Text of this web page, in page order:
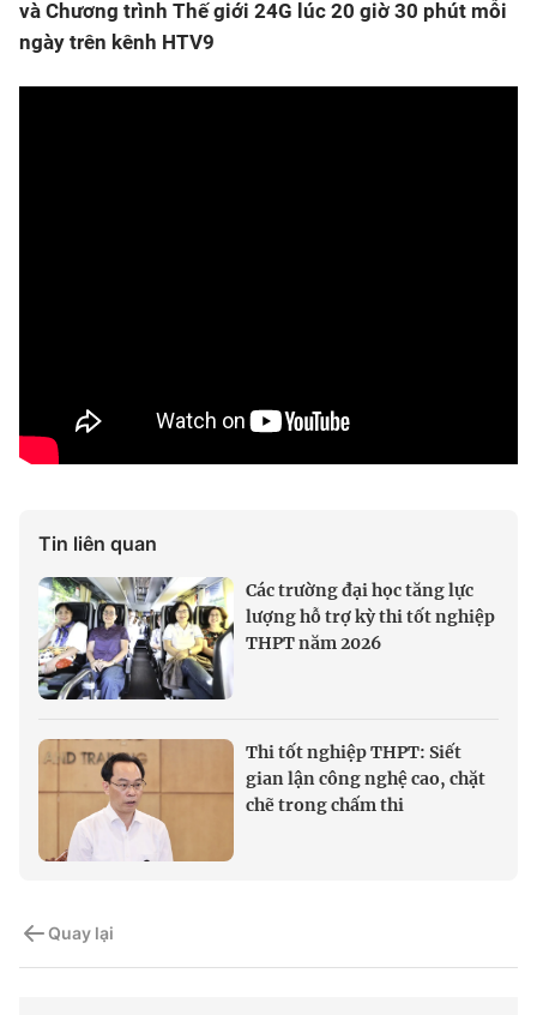
và Chương trình Thế giới 24G lúc 20 giờ 30 phút mỗi
ngày trên kênh HTV9
Tin liên quan
Các trường đại học tăng lực
lượng hỗ trợ kỳ thi tốt nghiệp
THPT năm 2026
Thi tốt nghiệp THPT: Siết
gian lận công nghệ cao, chặt
chẽ trong chấm thi
Quay lại